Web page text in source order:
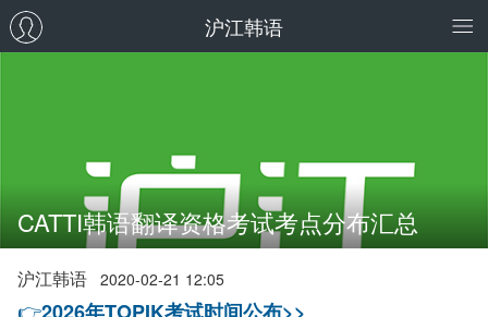
沪江韩语
CATTI韩语翻译资格考试考点分布汇总
沪江韩语 2020-02-21 12:05
👉